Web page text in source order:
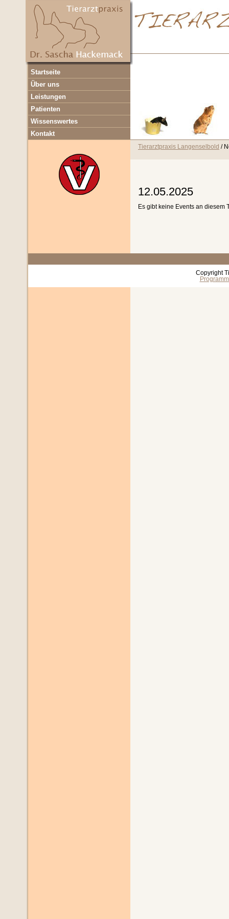
Navigation
überspringen
Startseite
Über uns
Leistungen
Patienten
Wissenswertes
Kontakt
Tierarztpraxis Langenselbold
12.05.2025
Es gibt keine Events an diesem
Copyright